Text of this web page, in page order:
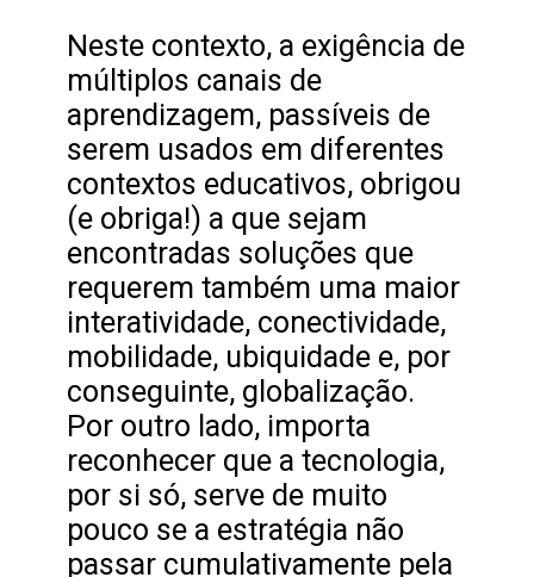
Neste contexto, a exigência de
múltiplos canais de
aprendizagem, passíveis de
serem usados em diferentes
contextos educativos, obrigou
(e obriga!) a que sejam
encontradas soluções que
requerem também uma maior
interatividade, conectividade,
mobilidade, ubiquidade e, por
conseguinte, globalização.
Por outro lado, importa
reconhecer que a tecnologia,
por si só, serve de muito
pouco se a estratégia não
passar cumulativamente pela